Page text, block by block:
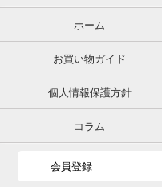
ホーム
お買い物ガイド
個人情報保護方針
コラム
会員登録